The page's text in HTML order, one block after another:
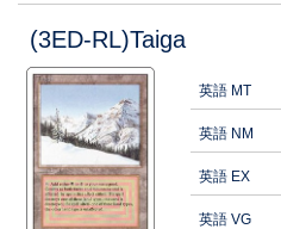
(3ED-RL)Taiga
英語 MT
英語 NM
英語 EX
英語 VG